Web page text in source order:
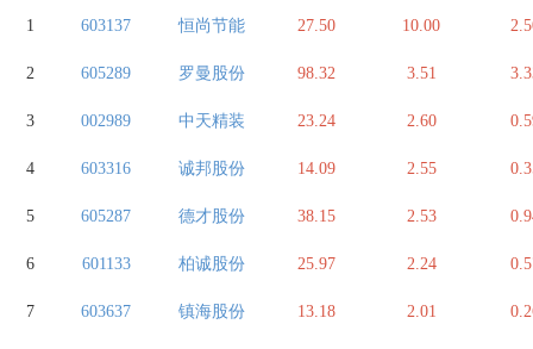
1 603137 恒尚节能 27.50 10.00
2 605289 罗曼股份 98.32 3.51
3 002989 中天精装 23.24 2.60
4 603316 诚邦股份 14.09 2.55
5 605287 德才股份 38.15 2.53
6 601133 柏诚股份 25.97 2.24
7 603637 镇海股份 13.18 2.01